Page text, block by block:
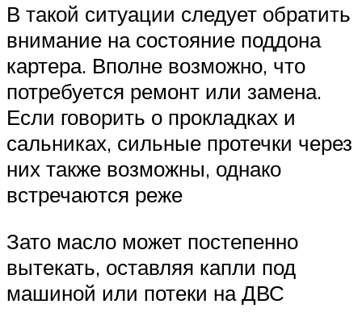
В такой ситуации следует обратить
внимание на состояние поддона
картера. Вполне возможно, что
потребуется ремонт или замена.
Если говорить о прокладках и
сальниках, сильные протечки через
них также возможны, однако
встречаются реже
Зато масло может постепенно
вытекать, оставляя капли под
машиной или потеки на ДВС